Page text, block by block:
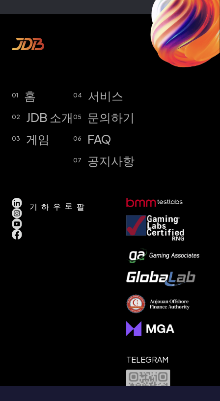
더 나은 웹사이트 이용 경험을 제공하기 위해, 본 사이
트(https://www.jdbgaming.com/) 이용 시 이름,
이메일, 연락처, 연령 등과 같은 정보를 수집할 수 있습
니다. 해당 정보는 문의 제출 또는 서비스 이용 과정에
2. 쿠키 및 추적 기술
본 웹사이트는 IP 주소, 브라우저 유형, 운영체제, 이용
기록 등의 정보를 수집하기 위해 쿠키 또는 유사 기술
을 사용할 수 있습니다. 대부분의 브라우저는 쿠키를
자동으로 허용하지만, 설정을 변경하여 제한하거나
거부할 수 있습니다. 단, 일부 기능 이용에 제한이 있을
수집된 정보는 데이터 분석, 서비스 개선, 사용자 경험
01 홈
02 JDB 소개
03 게임
04 서비스
05 문의하기
06 FAQ
07 공지사항
TELEGRAM